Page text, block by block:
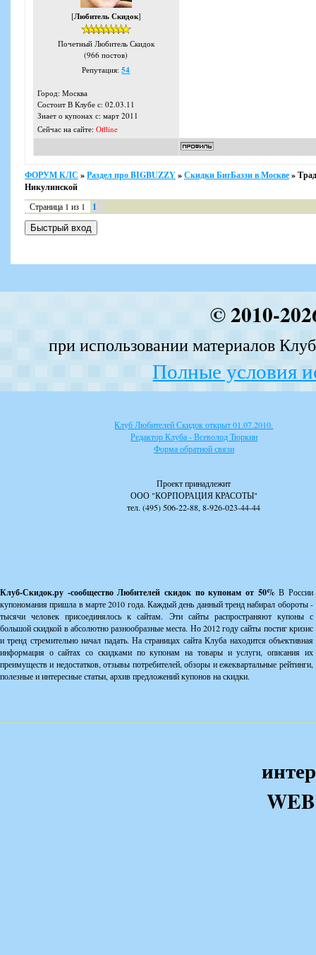
[Любитель Скидок]
Почетный Любитель Скидок
(966 постов)
Репутация:54
Город: Москва
Состоит В Клубе с: 02.03.11
Знает о купонах с: март 2011
Сейчас на сайте: Offline
ФОРУМ КЛС »Раздел про BIGBUZZY»Скидки БигБаззи в Москве»
Никулинской
Страница 1 из 1 1
© 2010-
при использовании материалов
Полные условия
Клуб Любителей Скидок открыт 01.07.2010.
Редактор Клуба - Всеволод Тюркин
Форма обратной связи
Проект принадлежит
ООО "КОРПОРАЦИЯ КРАСОТЫ"
тел. (495) 506-22-88, 8-926-023-44-44
Клуб-Скидок.ру -сообщество Любителей скидок по купонам от 50%В России
купономания пришла в марте 2010 года. Каждый день данный тренд набирал обороты -
тысячи человек присоединялось к сайтам. Эти сайты распространяют купоны с
большой скидкой в абсолютно разнообразные места. Но 2012 году сайты постиг кризис
и тренд стремительно начал падать. На страницах сайта Клуба находится объективная
информация о сайтах со скидками по купонам на товары и услуги, описания их
преимуществ и недостатков, отзывы потребителей, обзоры и ежеквартальные рейтинги,
полезные и интересные статьи, архив предложений купонов на скидки.